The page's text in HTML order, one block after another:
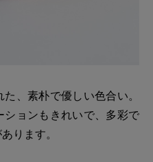
、素朴で優しい色合い。
ョンもきれいで、多彩で
ります。